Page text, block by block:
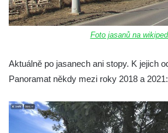
Práchně
Kříž na rozcestí u domu čp. 283 v Dolním
Údajný kříž u domu čp. 283 ve Chřibské
Kříž jižně od Bukolu
Foto jasanů na
Aktuálně po jasanech ani stopy. K jejich
Panoramat někdy mezi roky 2018 a 2021: